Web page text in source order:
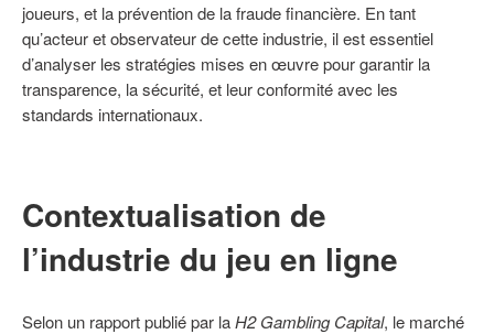
joueurs, et la prévention de la fraude financière. En tant
qu’acteur et observateur de cette industrie, il est essentiel
d’analyser les stratégies mises en œuvre pour garantir la
transparence, la sécurité, et leur conformité avec les
standards internationaux.
Contextualisation de
l’industrie du jeu en ligne
Selon un rapport publié par laH2 Gambling Capital, le marché